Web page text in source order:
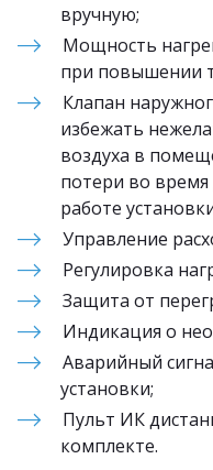
вручную;
Мощность
при повышении
Клапан
избежать
воздуха в
потери во
работе
Управление
Регулировка
Защита от
Индикация о
Аварийный
установки;
Пульт ИК
комплекте.